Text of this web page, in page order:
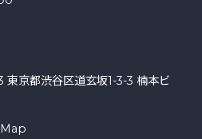
東京都渋谷区道玄坂1-3-3 楠本ビ